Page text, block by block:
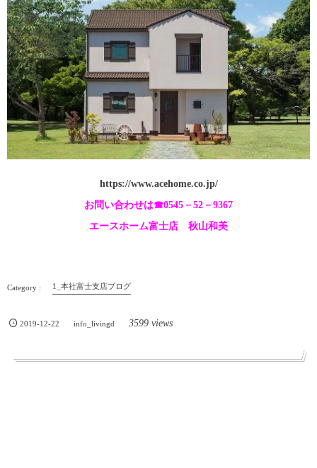
https://www.acehome.co.jp/
お問い合わせは☎0545－52－9367
エースホーム富士店 秋山和美
1_本社富士支店ブログ
2019-12-22 info_livingd 3599 views